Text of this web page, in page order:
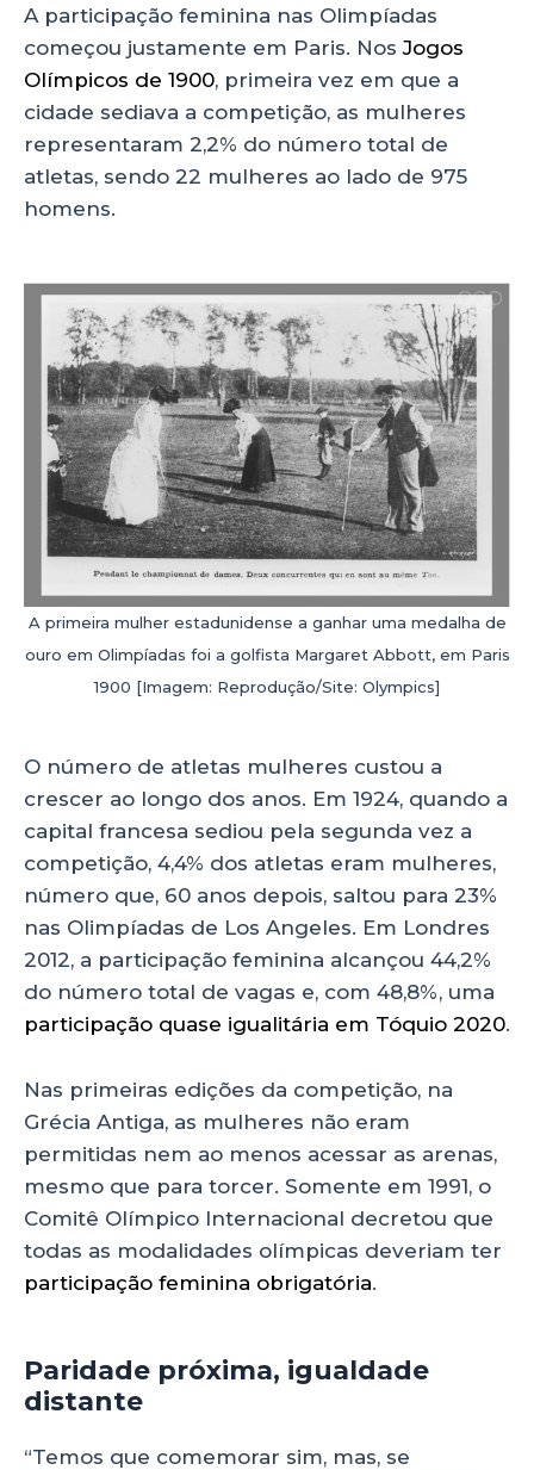
A participação feminina nas Olimpíadas
começou justamente em Paris. NosJogos
Olímpicos de 1900, primeira vez em que a
cidade sediava a competição, as mulheres
representaram 2,2% do número total de
atletas, sendo 22 mulheres ao lado de 975
homens.
A primeira mulher estadunidense a ganhar uma medalha de
ouro em Olimpíadas foi a golfista Margaret Abbott, em Paris
1900 [Imagem: Reprodução/Site: Olympics]
O número de atletas mulheres custou a
crescer ao longo dos anos. Em 1924, quando a
capital francesa sediou pela segunda vez a
competição, 4,4% dos atletas eram mulheres,
número que, 60 anos depois, saltou para 23%
nas Olimpíadas de Los Angeles. Em Londres
2012, a participação feminina alcançou 44,2%
do número total de vagas e, com 48,8%, uma
participação quase igualitária em Tóquio 2020.
Nas primeiras edições da competição, na
Grécia Antiga, as mulheres não eram
permitidas nem ao menos acessar as arenas,
mesmo que para torcer. Somente em 1991, o
Comitê Olímpico Internacional decretou que
todas as modalidades olímpicas deveriam ter
participação feminina obrigatória.
Paridade próxima, igualdade
distante
“Temos que comemorar sim, mas, se